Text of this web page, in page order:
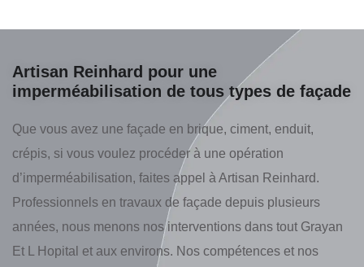
Artisan Reinhard pour une
imperméabilisation de tous types de façade
Que vous avez une façade en brique, ciment, enduit,
crépis, si vous voulez procéder à une opération
d’imperméabilisation, faites appel à Artisan Reinhard.
Professionnels en travaux de façade depuis plusieurs
années, nous menons nos interventions dans tout Grayan
Et L Hopital et aux environs. Nos compétences et nos